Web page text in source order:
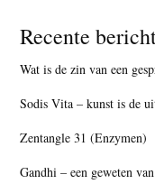
Recente
Wat is de zin van een
Sodis Vita – kunst is de
Zentangle 31 (Enzymen)
Gandhi – een geweten